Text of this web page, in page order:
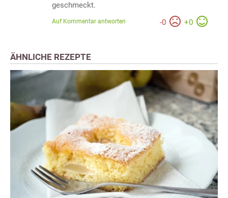
geschmeckt.
-0 +0
Auf Kommentar antworten
ÄHNLICHE REZEPTE